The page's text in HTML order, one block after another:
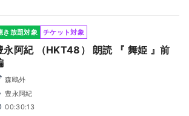
き放題対象 チケット対象
永阿紀 （HKT48） 朗読 『 舞姫 』前
森鴎外
豊永阿紀
00:30:13